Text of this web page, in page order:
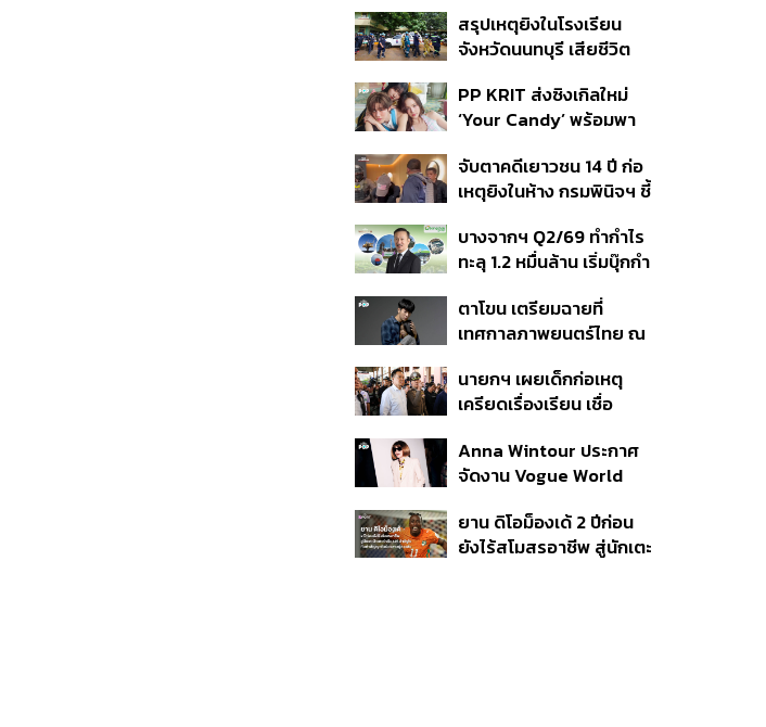
ที่ดิน เคลียร์ใบอนุญาต
โรงแรมค้าง 7 ปี
สรุปเหตุยิงในโรงเรียน
จังหวัดนนทบุรี เสียชีวิต
ปมค้นประวัติคดีกราดยิงที่
สหรัฐฯ
PP KRIT ส่งซิงเกิลใหม่
‘Your Candy’ พร้อมพา
สิกวิดีโอ
จับตาคดีเยาวชน 14 ปี ก่อ
เหตุยิงในห้าง กรมพินิจฯ ชี้
เนื่อง ประเมินปล่อยตัว
บางจากฯ Q2/69 ทำกำไร
ทะลุ 1.2 หมื่นล้าน เริ่มบุ๊กกำ
แรก หนุนรายได้ครึ่งปีทะลุ
3.2 แสนล้าน
ตาโขน เตรียมฉายที่
เทศกาลภาพยนตร์ไทย ณ
นายกฯ เผยเด็กก่อเหตุ
เครียดเรื่องเรียน เชื่อ
กระสุนอีกกว่า 30 นัด หาก
ไม่จบชีวิตตัวเองอาจสูญ
Anna Wintour ประกาศ
จัดงาน Vogue World
ยาน ดิโอม็องเด้ 2 ปีก่อน
ยังไร้สโมสรอาชีพ สู่นักเตะ